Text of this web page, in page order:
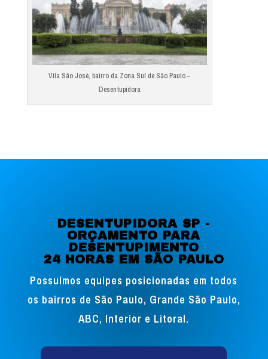
Vila São José, bairro da Zona Sul de São Paulo –
Desentupidora
DESENTUPIDORA SP -
ORÇAMENTO PARA
DESENTUPIMENTO
24 HORAS EM SÃO PAULO
Possuímos equipes posicionadas em todos
os bairros de São Paulo, Grande São Paulo,
ABC, Interior e Litoral.